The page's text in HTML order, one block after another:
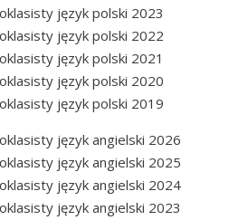
język polski 2023
język polski 2022
język polski 2021
język polski 2020
język polski 2019
język angielski 2026
język angielski 2025
język angielski 2024
język angielski 2023